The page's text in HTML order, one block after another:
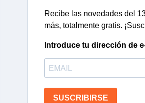
Recibe las novedades del
más, totalmente gratis.
Introduce tu dirección de
SUSCRIBIRSE